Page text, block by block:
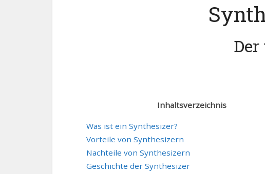
Inhaltsverzeichnis
Was ist ein Synthesizer?
Vorteile von Synthesizern
Nachteile von Synthesizern
Geschichte der Synthesizer